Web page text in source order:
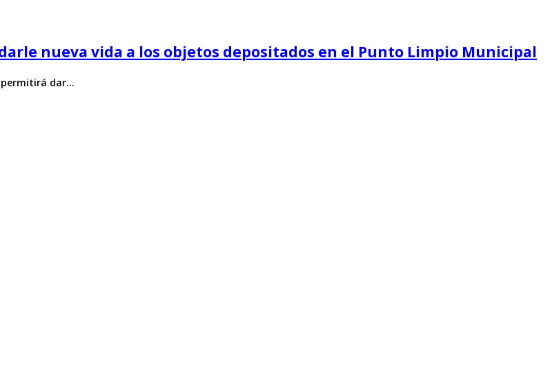
nueva vida a los objetos depositados en el Punto Limpio Municipal
permitirá dar…